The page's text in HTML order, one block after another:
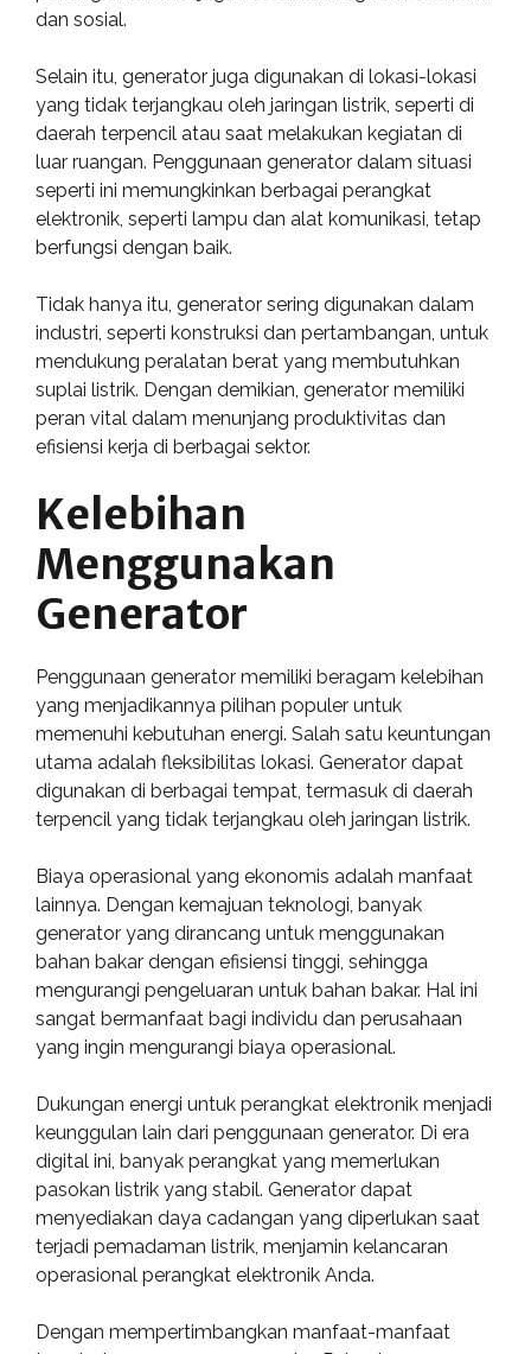
dan sosial.
Selain itu, generator juga digunakan di lokasi-lokasi
yang tidak terjangkau oleh jaringan listrik, seperti di
daerah terpencil atau saat melakukan kegiatan di
luar ruangan. Penggunaan generator dalam situasi
seperti ini memungkinkan berbagai perangkat
elektronik, seperti lampu dan alat komunikasi, tetap
berfungsi dengan baik.
Tidak hanya itu, generator sering digunakan dalam
industri, seperti konstruksi dan pertambangan, untuk
mendukung peralatan berat yang membutuhkan
suplai listrik. Dengan demikian, generator memiliki
peran vital dalam menunjang produktivitas dan
efisiensi kerja di berbagai sektor.
Kelebihan
Menggunakan
Generator
Penggunaan generator memiliki beragam kelebihan
yang menjadikannya pilihan populer untuk
memenuhi kebutuhan energi. Salah satu keuntungan
utama adalah fleksibilitas lokasi. Generator dapat
digunakan di berbagai tempat, termasuk di daerah
terpencil yang tidak terjangkau oleh jaringan listrik.
Biaya operasional yang ekonomis adalah manfaat
lainnya. Dengan kemajuan teknologi, banyak
generator yang dirancang untuk menggunakan
bahan bakar dengan efisiensi tinggi, sehingga
mengurangi pengeluaran untuk bahan bakar. Hal ini
sangat bermanfaat bagi individu dan perusahaan
yang ingin mengurangi biaya operasional.
Dukungan energi untuk perangkat elektronik menjadi
keunggulan lain dari penggunaan generator. Di era
digital ini, banyak perangkat yang memerlukan
pasokan listrik yang stabil. Generator dapat
menyediakan daya cadangan yang diperlukan saat
terjadi pemadaman listrik, menjamin kelancaran
operasional perangkat elektronik Anda.
Dengan mempertimbangkan manfaat-manfaat